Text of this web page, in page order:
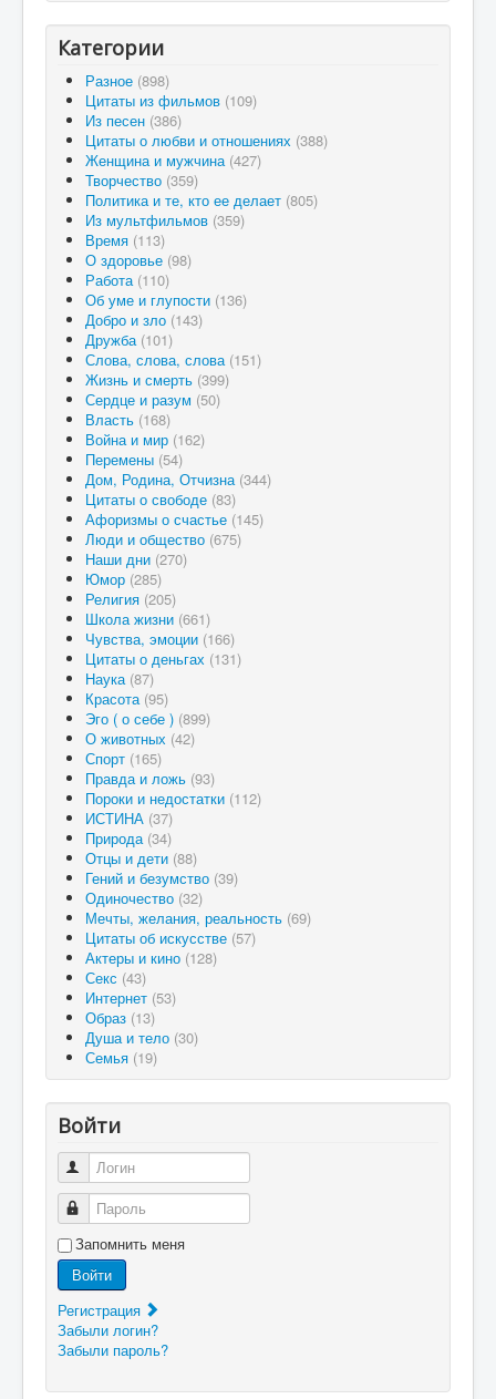
Категории
Разное (898)
Цитаты из фильмов (109)
Из песен (386)
Цитаты о любви и отношениях (388)
Женщина и мужчина (427)
Творчество (359)
Политика и те, кто ее делает (805)
Из мультфильмов (359)
Время (113)
О здоровье (98)
Работа (110)
Об уме и глупости (136)
Добро и зло (143)
Дружба (101)
Слова, слова, слова (151)
Жизнь и смерть (399)
Сердце и разум (50)
Власть (168)
Война и мир (162)
Перемены (54)
Дом, Родина, Отчизна (344)
Цитаты о свободе (83)
Афоризмы о счастье (145)
Люди и общество (675)
Наши дни (270)
Юмор (285)
Религия (205)
Школа жизни (661)
Чувства, эмоции (166)
Цитаты о деньгах (131)
Наука (87)
Красота (95)
Эго ( о себе ) (899)
О животных (42)
Спорт (165)
Правда и ложь (93)
Пороки и недостатки (112)
ИСТИНА (37)
Природа (34)
Отцы и дети (88)
Гений и безумство (39)
Одиночество (32)
Мечты, желания, реальность (69)
Цитаты об искусстве (57)
Актеры и кино (128)
Секс (43)
Интернет (53)
Образ (13)
Душа и тело (30)
Семья (19)
Войти
Логин
Пароль
Запомнить меня
Войти
Регистрация
Забыли логин?
Забыли пароль?